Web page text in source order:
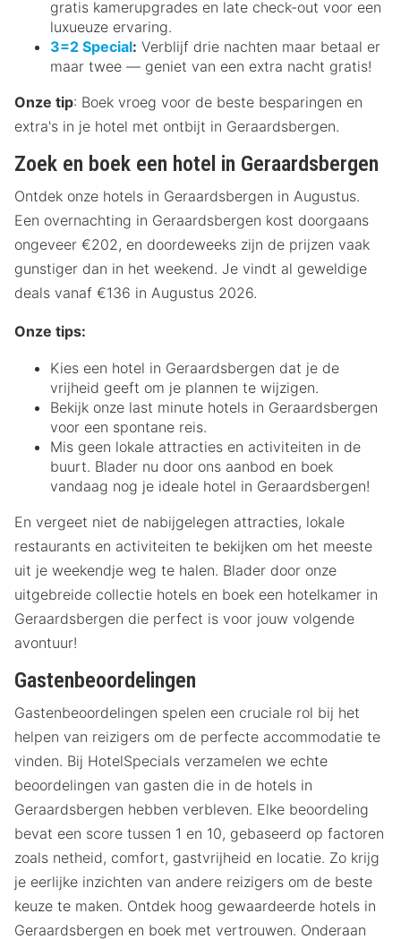
gratis kamerupgrades en late check-out voor een
luxueuze ervaring.
3=2 Special: Verblijf drie nachten maar betaal er
maar twee — geniet van een extra nacht gratis!
Onze tip: Boek vroeg voor de beste besparingen en
extra's in je hotel met ontbijt in Geraardsbergen.
Zoek en boek een hotel in Geraardsbergen
Ontdek onze hotels in Geraardsbergen in Augustus.
Een overnachting in Geraardsbergen kost doorgaans
ongeveer €202, en doordeweeks zijn de prijzen vaak
gunstiger dan in het weekend. Je vindt al geweldige
deals vanaf €136 in Augustus 2026.
Onze tips:
Kies een hotel in Geraardsbergen dat je de
vrijheid geeft om je plannen te wijzigen.
Bekijk onze last minute hotels in Geraardsbergen
voor een spontane reis.
Mis geen lokale attracties en activiteiten in de
buurt. Blader nu door ons aanbod en boek
vandaag nog je ideale hotel in Geraardsbergen!
En vergeet niet de nabijgelegen attracties, lokale
restaurants en activiteiten te bekijken om het meeste
uit je weekendje weg te halen. Blader door onze
uitgebreide collectie hotels en boek een hotelkamer in
Geraardsbergen die perfect is voor jouw volgende
avontuur!
Gastenbeoordelingen
Gastenbeoordelingen spelen een cruciale rol bij het
helpen van reizigers om de perfecte accommodatie te
vinden. Bij HotelSpecials verzamelen we echte
beoordelingen van gasten die in de hotels in
Geraardsbergen hebben verbleven. Elke beoordeling
bevat een score tussen 1 en 10, gebaseerd op factoren
zoals netheid, comfort, gastvrijheid en locatie. Zo krijg
je eerlijke inzichten van andere reizigers om de beste
keuze te maken. Ontdek hoog gewaardeerde hotels in
Geraardsbergen en boek met vertrouwen. Onderaan